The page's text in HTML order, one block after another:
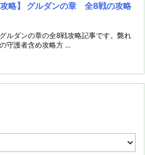
攻略】 グルダンの章 全8戦の攻略
グルダンの章の全8戦攻略記事です。斃れ
守護者含め攻略方 ...